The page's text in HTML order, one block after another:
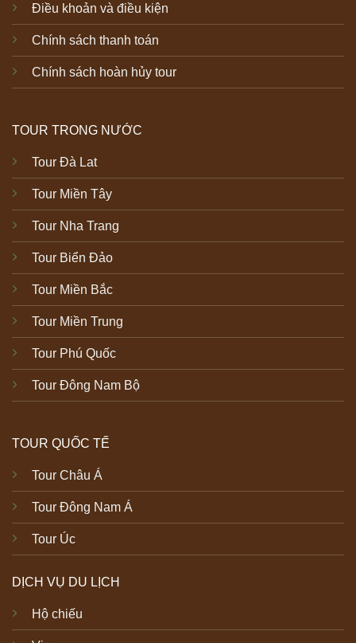
Điều khoản và điều kiện
Chính sách thanh toán
Chính sách hoàn hủy tour
TOUR TRONG NƯỚC
Tour Đà Lat
Tour Miền Tây
Tour Nha Trang
Tour Biển Đảo
Tour Miền Bắc
Tour Miền Trung
Tour Phú Quốc
Tour Đông Nam Bộ
TOUR QUỐC TẾ
Tour Châu Á
Tour Đông Nam Á
Tour Úc
DỊCH VỤ DU LỊCH
Hộ chiếu